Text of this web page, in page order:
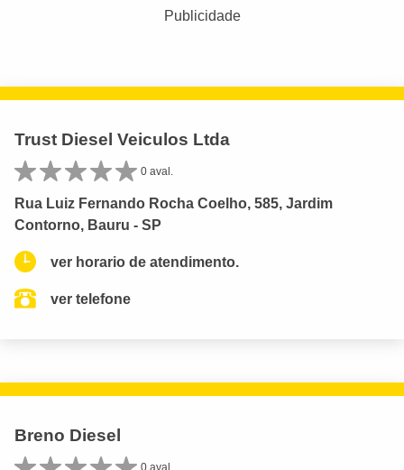
Publicidade
Trust Diesel Veiculos Ltda
0 aval.
Rua Luiz Fernando Rocha Coelho, 585, Jardim
Contorno, Bauru - SP
ver horario de atendimento.
ver telefone
Breno Diesel
0 aval.